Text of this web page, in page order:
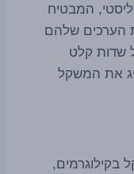
המבטיח
הערכים שלהם
שדות קלט
את המשקל
בקילוגרמים,